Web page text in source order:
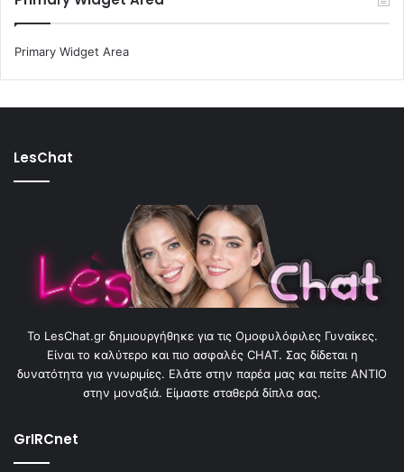
Primary Widget Area
LesChat
To LesChat.gr δημιουργήθηκε για τις Ομοφυλόφιλες Γυναίκες.
Είναι το καλύτερο και πιο ασφαλές CHAT. Σας δίδεται η
δυνατότητα για γνωριμίες. Ελάτε στην παρέα μας και πείτε ΑΝΤΙΟ
στην μοναξιά. Είμαστε σταθερά δίπλα σας.
GrIRCnet